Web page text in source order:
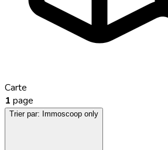
Carte
1 page
Trier par: Immoscoop only